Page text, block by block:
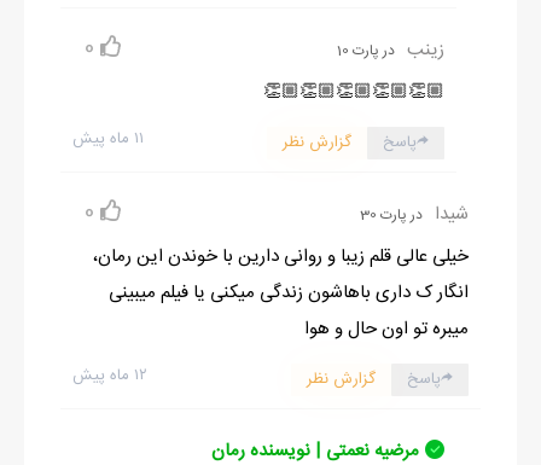
زینب در پارت 10 0
👏🏼👏🏼👏🏼👏🏼👏🏼
۱۱ ماه پیش پاسخ گزارش نظر
شیدا در پارت 30 0
خیلی عالی قلم زیبا و روانی دارین با خوندن این رمان،
انگار ک داری باهاشون زندگی میکنی یا فیلم میبینی
میبره تو اون حال و هوا
۱۲ ماه پیش پاسخ گزارش نظر
مرضیه نعمتی | نویسنده رمان